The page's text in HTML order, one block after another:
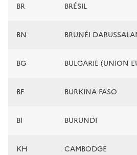
BR BRÉSIL
BN BRUNÉI
BG BULGARIE (UNION
BF BURKINA FASO
BI BURUNDI
KH CAMBODGE